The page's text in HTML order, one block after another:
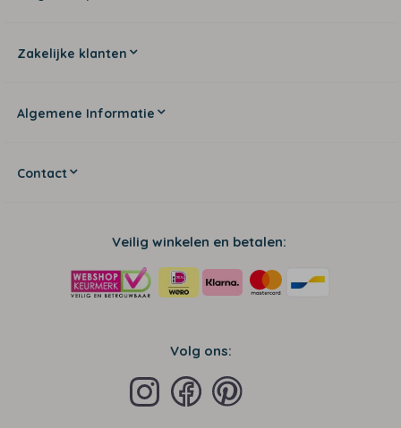
Zakelijke klanten
Algemene Informatie
Contact
Veilig winkelen en betalen:
Volg ons: